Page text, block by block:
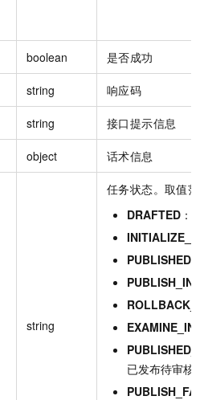
boolean 是否成功
string 响应码
string 接口提示信息
object 话术信息
string
任务状态。取值范
DRAFTED ：
PUBLISHED
已发布待审核